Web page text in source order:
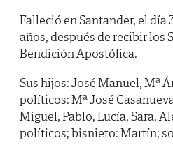
Falleció en Santander, el día
años, después de recibir los
Bendición Apostólica.
Sus hijos: José Manuel, Mª
políticos: Mª José
Miguel, Pablo, Lucía, Sara,
políticos; bisnieto: Martín;